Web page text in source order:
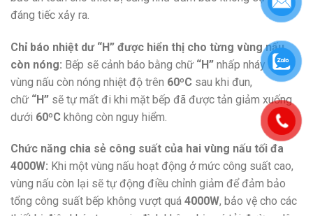
đáng tiếc xảy ra.
Chỉ báo nhiệt dư “H” được hiển thị cho từng vùng nấu
còn nóng: Bếp sẽ cảnh báo bằng chữ “H” nhấp nháy khi
vùng nấu còn nóng nhiệt độ trên 60ºC sau khi đun,
chữ “H” sẽ tự mất đi khi mặt bếp đã được tản giảm xuống
dưới 60ºC không còn nguy hiểm.
Chức năng chia sẻ công suất của hai vùng nấu tối đa
4000W: Khi một vùng nấu hoạt động ở mức công suất cao,
vùng nấu còn lại sẽ tự động điều chỉnh giảm để đảm bảo
tổng công suất bếp không vượt quá 4000W, bảo vệ cho các